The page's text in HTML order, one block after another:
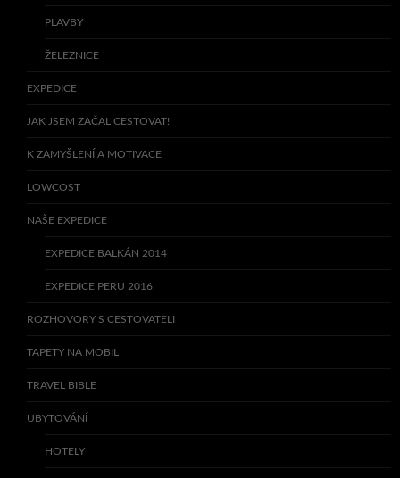
PLAVBY
ŽELEZNICE
EXPEDICE
JAK JSEM ZAČAL CESTOVAT!
K ZAMYŠLENÍ A MOTIVACE
LOWCOST
NAŠE EXPEDICE
EXPEDICE BALKÁN 2014
EXPEDICE PERU 2016
ROZHOVORY S CESTOVATELI
TAPETY NA MOBIL
TRAVEL BIBLE
UBYTOVÁNÍ
HOTELY